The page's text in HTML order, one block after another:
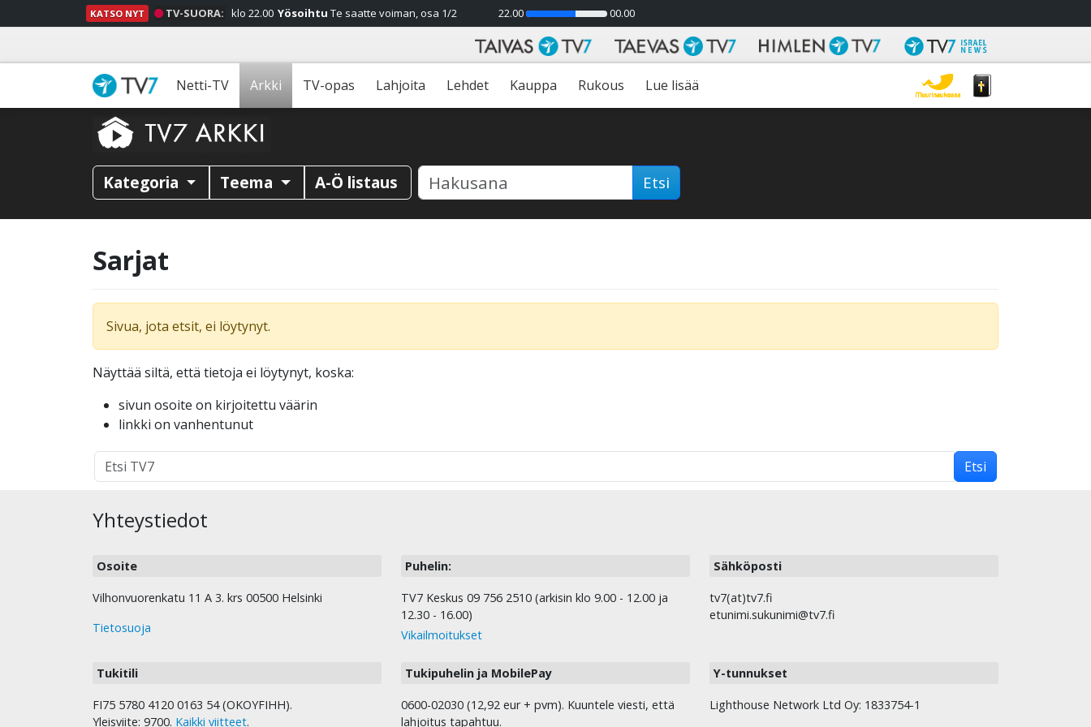
KATSO NYT TV-SUORA: klo 22.00 Yösoihtu Te saatte voiman, osa 1/2 22.00
61%
00.00
Netti-TV Arkki TV-opas Lahjoita Lehdet Kauppa Rukous Lue lisää
Kategoria Teema A-Ö listaus Etsi
Sarjat
Sivua, jota etsit, ei löytynyt.
Näyttää siltä, että tietoja ei löytynyt, koska:
sivun osoite on kirjoitettu väärin
linkki on vanhentunut
Hakutulokset
haulle:
Etsi
Yhteystiedot
Osoite
Vilhonvuorenkatu 11 A 3. krs 00500 Helsinki
Tietosuoja
Puhelin:
TV7 Keskus 09 756 2510 (arkisin klo 9.00 - 12.00 ja
12.30 - 16.00)
Vikailmoitukset
Sähköposti
tv7(at)tv7.fi
etunimi.sukunimi@tv7.fi
Tukitili
FI75 5780 4120 0163 54 (OKOYFIHH).
Yleisviite: 9700. Kaikki viitteet.
Tukipuhelin ja MobilePay
0600-02030 (12,92 eur + pvm). Kuuntele viesti, että
lahjoitus tapahtuu.
Y-tunnukset
Lighthouse Network Ltd Oy: 1833754-1